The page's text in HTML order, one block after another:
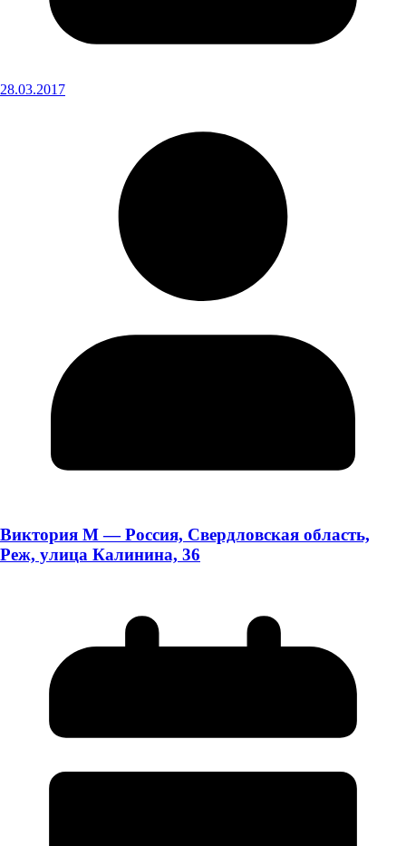
28.03.2017
Виктория М — Россия, Свердловская область,
Реж, улица Калинина, 36